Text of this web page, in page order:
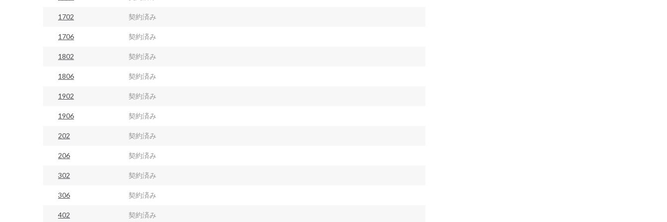
1702 契約済み
1706 契約済み
1802 契約済み
1806 契約済み
1902 契約済み
1906 契約済み
202 契約済み
206 契約済み
302 契約済み
306 契約済み
402 契約済み